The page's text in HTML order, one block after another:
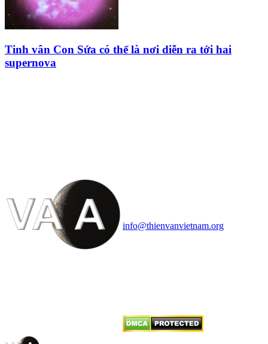
Tinh vân Con Sứa có thể là nơi diễn ra tới hai
supernova
info@thienvanvietnam.org